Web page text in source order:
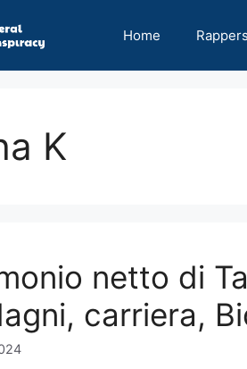
Home Rappers
K
netto di
carriera,